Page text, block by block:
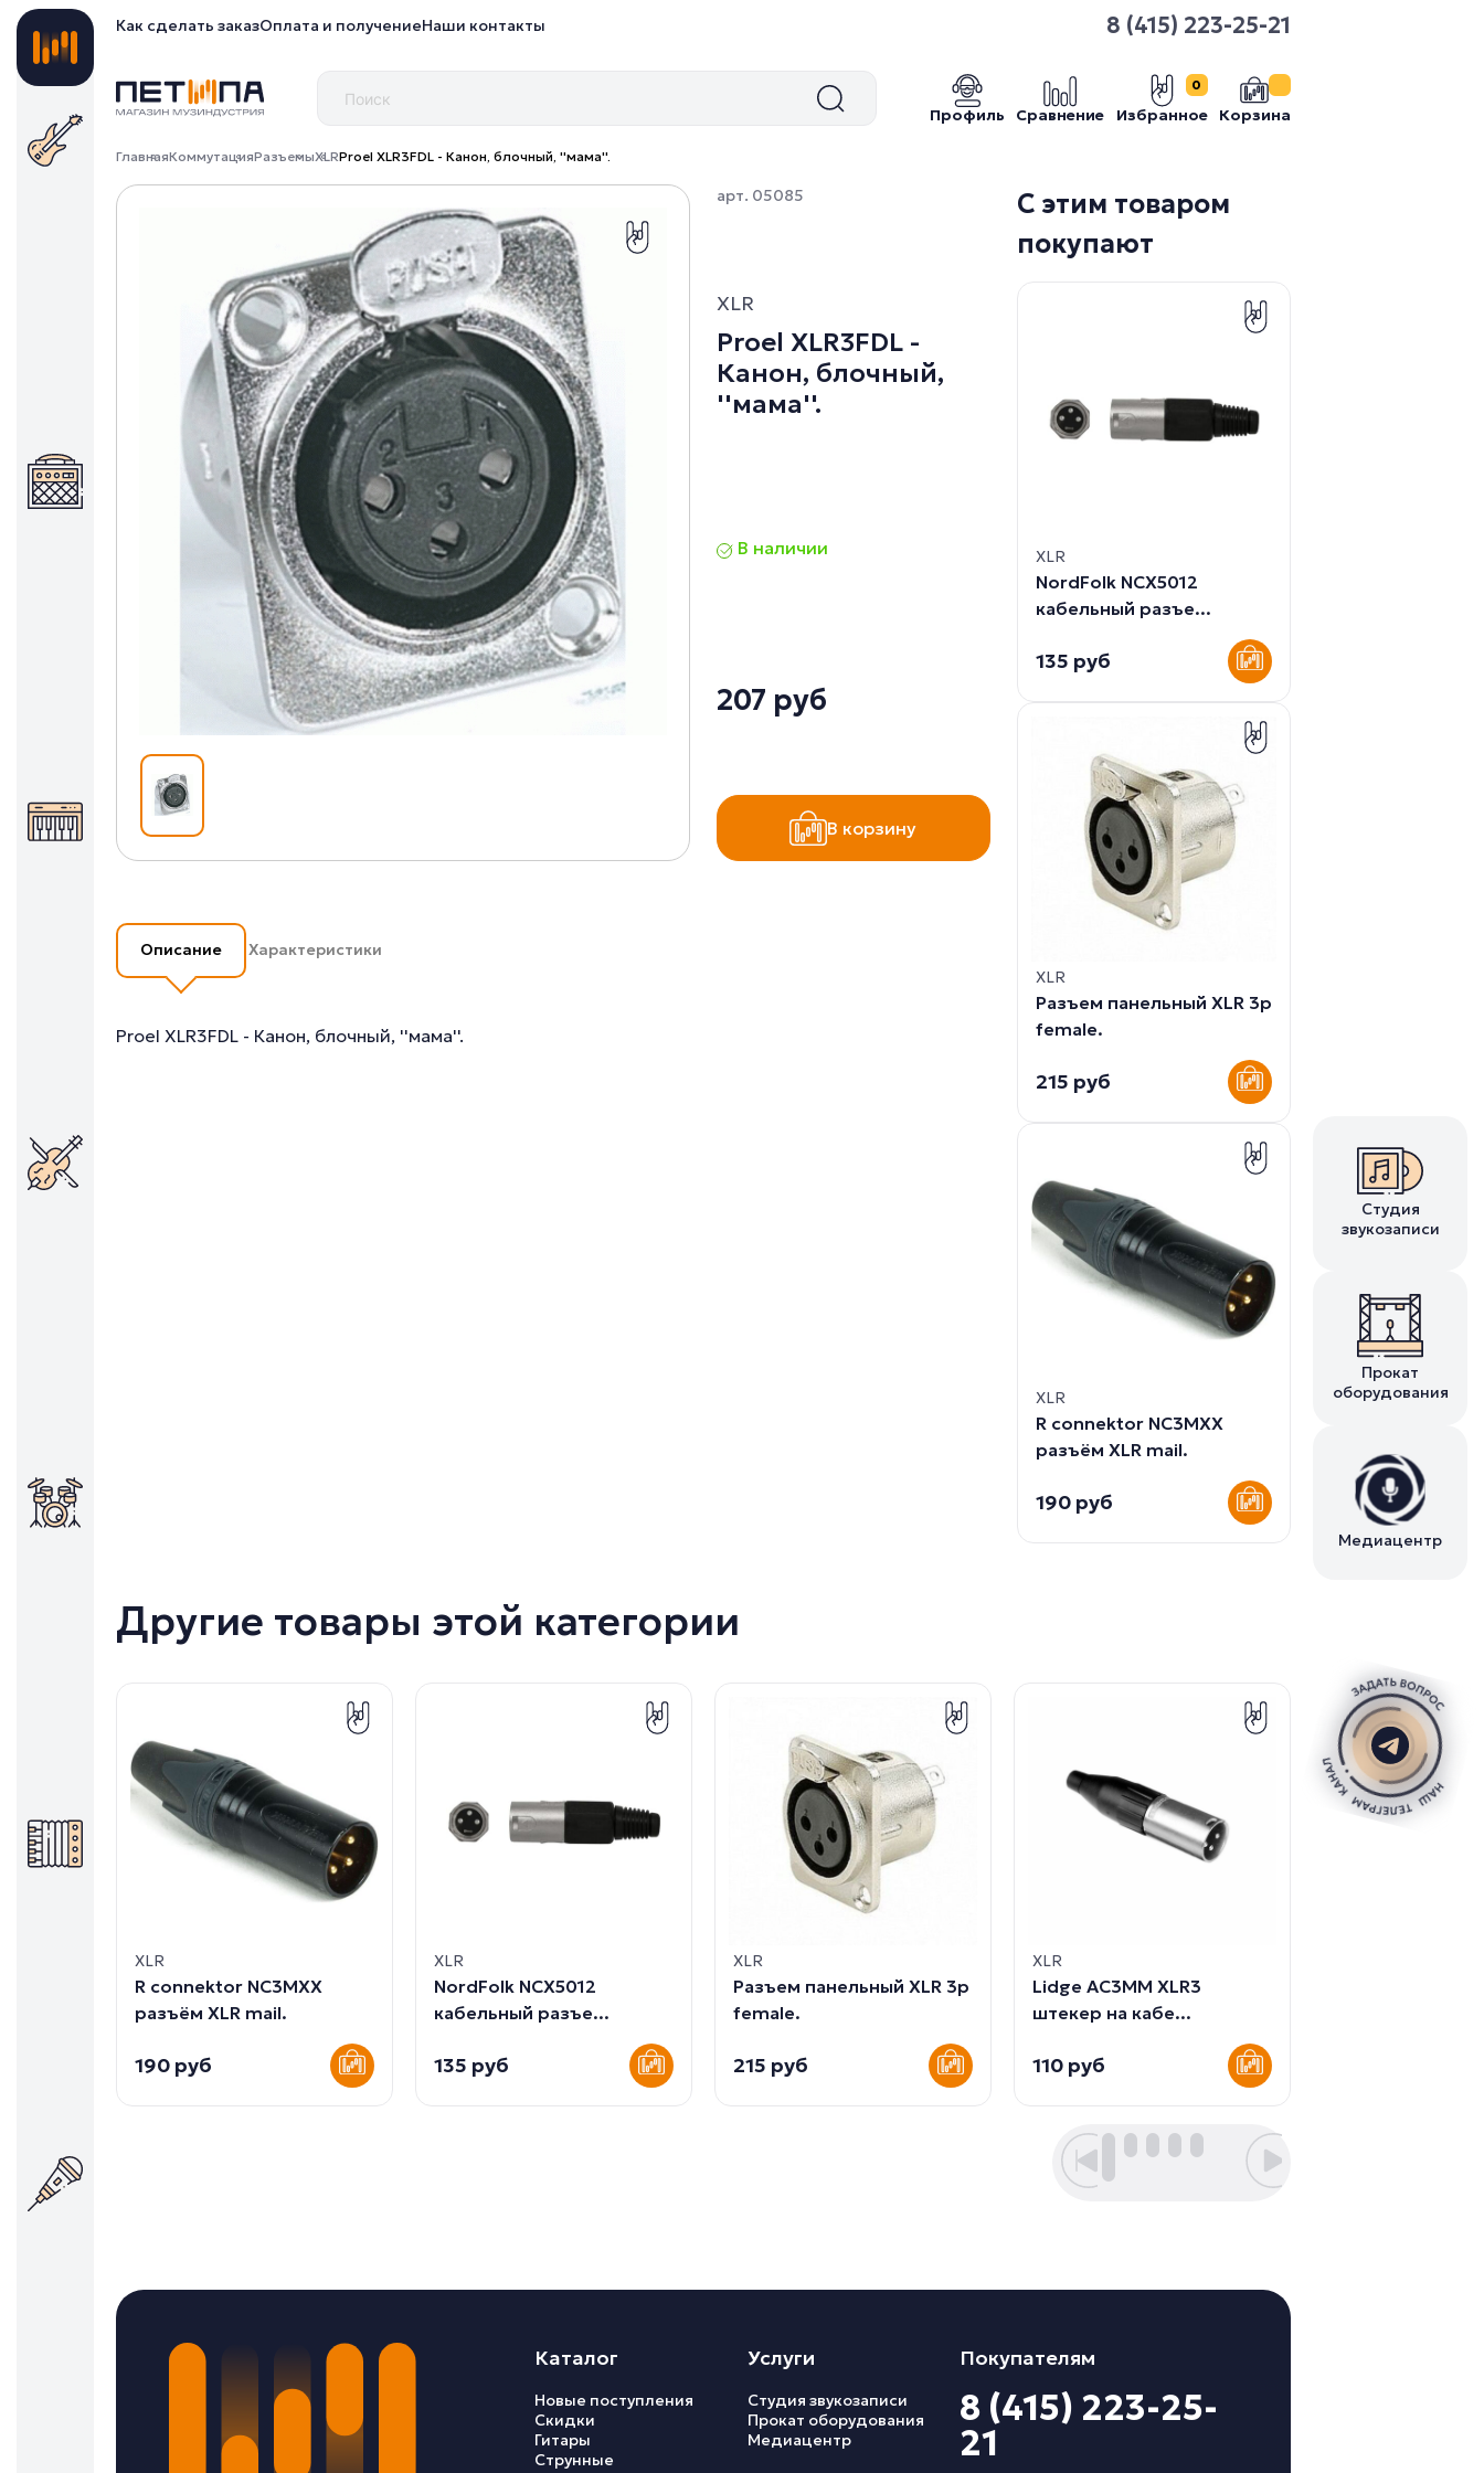
Студия
звукозаписи
Прокат
оборудования
Медиацентр
Как сделать заказОплата и получениеНаши контакты 8 (415) 223-25-21
Профиль Сравнение Избранное
0
Корзина
ГлавнаяКоммутацияРазъемыXLRProel XLR3FDL - Канон, блочный, ''мама''.
арт. 05085
XLR
Proel XLR3FDL -
Канон, блочный,
''мама''.
В наличии
207 руб
В корзину
Описание Характеристики
Proel XLR3FDL - Канон, блочный, ''мама''.
С этим товаром
покупают
XLR
NordFolk NCX5012
кабельный разъе...
135 руб
XLR
Разъем панельный XLR 3p
female.
215 руб
XLR
R connektor NC3MXX
разъём XLR mail.
190 руб
Другие товары этой категории
XLR
R connektor NC3MXX
разъём XLR mail.
190 руб
XLR
NordFolk NCX5012
кабельный разъе...
135 руб
XLR
Разъем панельный XLR 3p
female.
215 руб
XLR
Lidge AC3MM XLR3
штекер на кабе...
110 руб
Каталог
Новые поступления
Скидки
Гитары
Струнные
Услуги
Студия звукозаписи
Прокат оборудования
Медиацентр
Покупателям
8 (415) 223-25-
21